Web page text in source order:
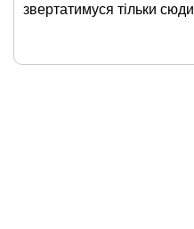
звертатимуся тільки сюди